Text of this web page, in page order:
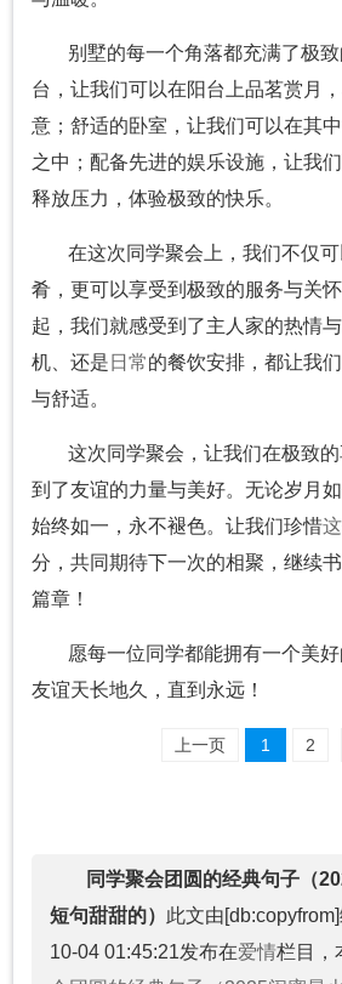
别墅的每一个角落都充满了极
台，让我们可以在阳台上品茗赏月
意；舒适的卧室，让我们可以在其
之中；配备先进的娱乐设施，让我
释放压力，体验极致的快乐。
在这次同学聚会上，我们不仅
肴，更可以享受到极致的服务与关
起，我们就感受到了主人家的热情
机、还是 日常的餐饮安排，都让我
与舒适。
这次同学聚会，让我们在极致
到了友谊的力量与美好。无论岁月如
始终如一，永不褪色。让我们珍惜
分，共同期待下一次的相聚，继续
篇章！
愿每一位同学都能拥有一个美
友谊天长地久，直到永远！
上一页 1 2
同学聚会团圆的经典句子（
短句甜甜的） 此文由
10-04 01:45:21发布在爱情栏目，